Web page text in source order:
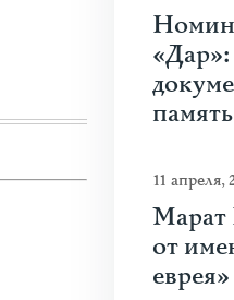
искусства Art
Узнать больше
«Дар»:
11 апреля,
Марат
от
еврея»